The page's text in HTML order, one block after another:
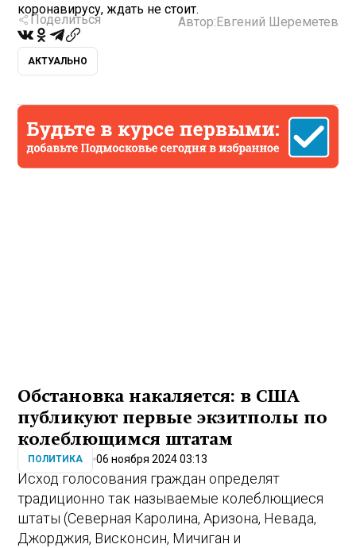
коронавирусу, ждать не стоит.
Поделиться Автор: Евгений Шереметев
АКТУАЛЬНО
Обстановка накаляется: в США
публикуют первые экзитполы по
колеблющимся штатам
ПОЛИТИКА 06 ноября 2024 03:13
Исход голосования граждан определят
традиционно так называемые колеблющиеся
штаты (Северная Каролина, Аризона, Невада,
Джорджия, Висконсин, Мичиган и